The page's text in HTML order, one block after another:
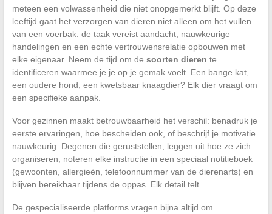
meteen een volwassenheid die niet onopgemerkt blijft. Op deze
leeftijd gaat het verzorgen van dieren niet alleen om het vullen
van een voerbak: de taak vereist aandacht, nauwkeurige
handelingen en een echte vertrouwensrelatie opbouwen met
elke eigenaar. Neem de tijd om de soorten dieren te
identificeren waarmee je je op je gemak voelt. Een bange kat,
een oudere hond, een kwetsbaar knaagdier? Elk dier vraagt om
een specifieke aanpak.
Voor gezinnen maakt betrouwbaarheid het verschil: benadruk je
eerste ervaringen, hoe bescheiden ook, of beschrijf je motivatie
nauwkeurig. Degenen die geruststellen, leggen uit hoe ze zich
organiseren, noteren elke instructie in een speciaal notitieboek
(gewoonten, allergieën, telefoonnummer van de dierenarts) en
blijven bereikbaar tijdens de oppas. Elk detail telt.
De gespecialiseerde platforms vragen bijna altijd om